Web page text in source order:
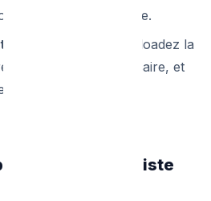
via l'application Itsme.
pièces :
Vous uploadez la
de paiement bancaire, et
Et voilà !
à un chauffagiste